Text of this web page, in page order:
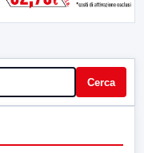
Cerca